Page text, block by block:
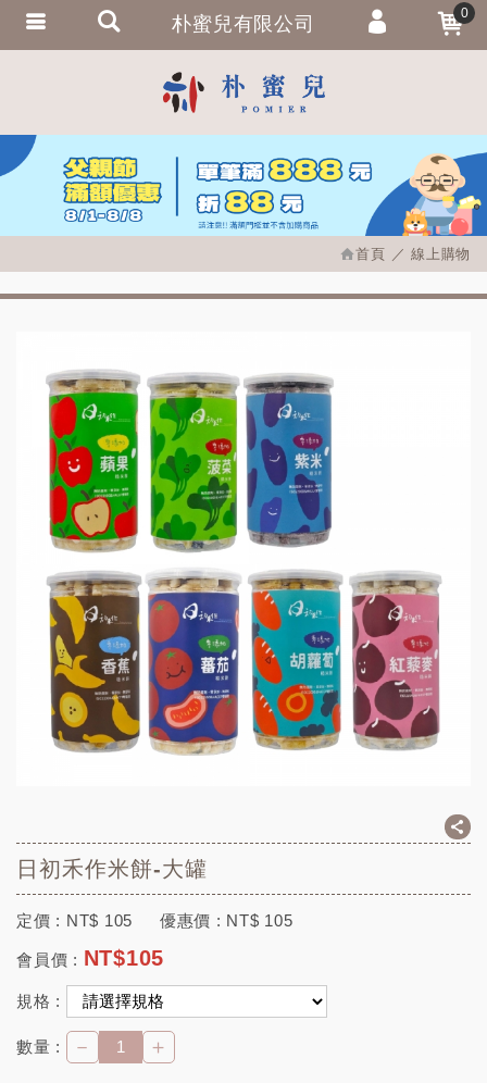
首頁 線上購物
日初禾作米餅-大罐
定價 : NT$ 105 優惠價 : NT$ 105
會員價 : NT$105
規格 :
數量 : － ＋
朴蜜兒有限公司 0
會員登入
會員註冊
忘記密碼
訂單查詢
匯款通知
繁體中文